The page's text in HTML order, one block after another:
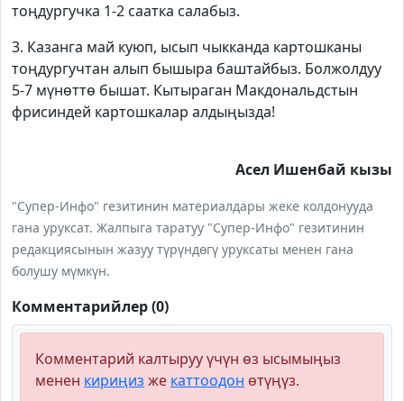
тоңдургучка 1-2 саатка салабыз.
3. Казанга май куюп, ысып чыкканда картошканы
тоңдургучтан алып бышыра баштайбыз. Болжолдуу
5-7 мүнөттө бышат. Кытыраган Макдональдстын
фрисиндей картошкалар алдыңызда!
Асел Ишенбай кызы
"Супер-Инфо" гезитинин материалдары жеке колдонууда
гана уруксат. Жалпыга таратуу "Супер-Инфо" гезитинин
редакциясынын жазуу түрүндөгү уруксаты менен гана
болушу мүмкүн.
Комментарийлер (0)
Комментарий калтыруу үчүн өз ысымыңыз
менен кириңиз же каттоодон өтүңүз.